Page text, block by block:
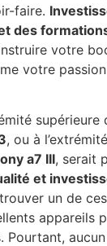
faire.
des
votre
votre
supérieure
, ou à
a7 III, serait
et
un de
appareils
Pourtant,